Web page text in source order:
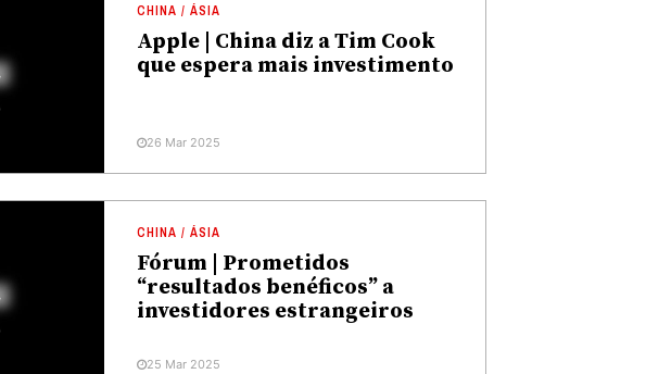
CHINA / ÁSIA
Apple | China diz a Tim Cook
que espera mais investimento
26 Mar 2025
CHINA / ÁSIA
Fórum | Prometidos
“resultados benéficos” a
investidores estrangeiros
25 Mar 2025